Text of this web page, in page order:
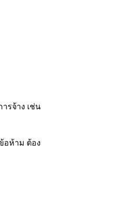
รจ้าง เช่น
อห้าม ต้อง